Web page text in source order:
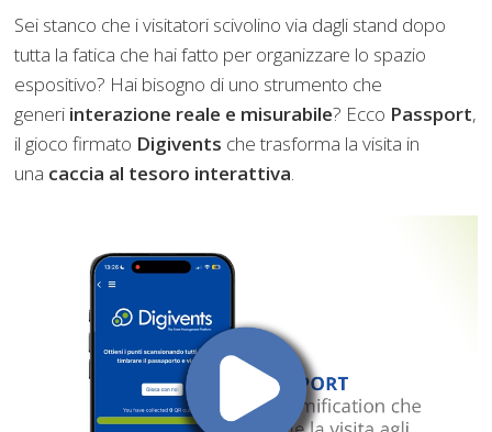
Sei stanco che i visitatori scivolino via dagli stand dopo
tutta la fatica che hai fatto per organizzare lo spazio
espositivo? Hai bisogno di uno strumento che
generi interazione reale e misurabile? Ecco Passport,
il gioco firmato Digivents che trasforma la visita in
una caccia al tesoro interattiva.